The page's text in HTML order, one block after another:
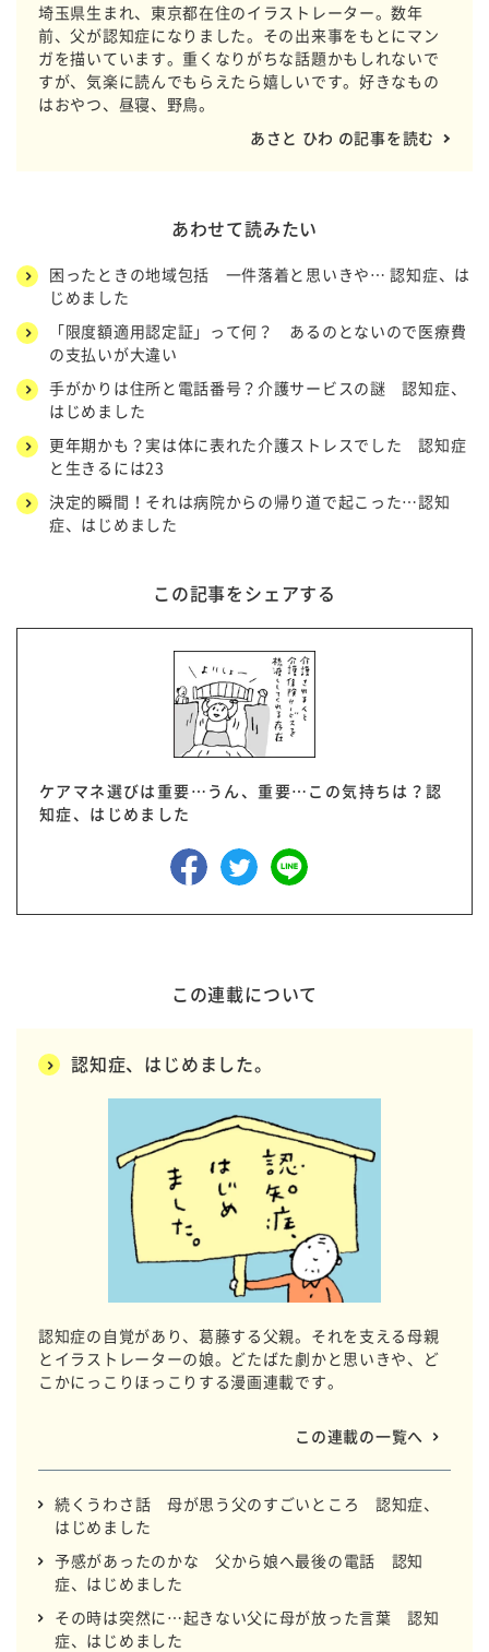
埼玉県生まれ、東京都在住のイラストレーター。数年
前、父が認知症になりました。その出来事をもとにマン
ガを描いています。重くなりがちな話題かもしれないで
すが、気楽に読んでもらえたら嬉しいです。好きなもの
はおやつ、昼寝、野鳥。
あさと ひわ の記事を読む
あわせて読みたい
困ったときの地域包括 一件落着と思いきや… 認知症、は
じめました
「限度額適用認定証」って何？ あるのとないので医療費
の支払いが大違い
手がかりは住所と電話番号？介護サービスの謎 認知症、
はじめました
更年期かも？実は体に表れた介護ストレスでした 認知症
と生きるには23
決定的瞬間！それは病院からの帰り道で起こった…認知
症、はじめました
この記事をシェアする
ケアマネ選びは重要…うん、重要…この気持ちは？認
知症、はじめました
この連載について
認知症、はじめました。
認知症の自覚があり、葛藤する父親。それを支える母親
とイラストレーターの娘。どたばた劇かと思いきや、ど
こかにっこりほっこりする漫画連載です。
この連載の一覧へ
続くうわさ話 母が思う父のすごいところ 認知症、
はじめました
予感があったのかな 父から娘へ最後の電話 認知
症、はじめました
その時は突然に…起きない父に母が放った言葉 認知
症、はじめました